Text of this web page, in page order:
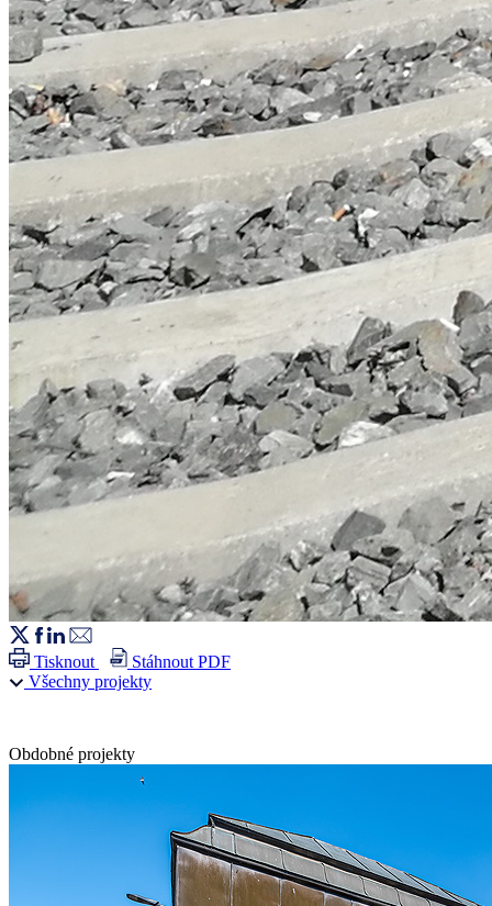
Tisknout
Stáhnout PDF
Všechny projekty
Obdobné projekty